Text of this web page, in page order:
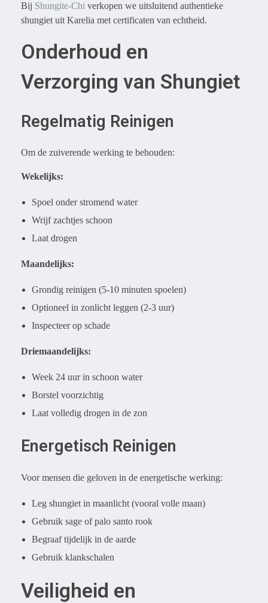
Bij Shungite-Chi verkopen we uitsluitend authentieke
shungiet uit Karelia met certificaten van echtheid.
Onderhoud en
Verzorging van Shungiet
Regelmatig Reinigen
Om de zuiverende werking te behouden:
Wekelijks:
Spoel onder stromend water
Wrijf zachtjes schoon
Laat drogen
Maandelijks:
Grondig reinigen (5-10 minuten spoelen)
Optioneel in zonlicht leggen (2-3 uur)
Inspecteer op schade
Driemaandelijks:
Week 24 uur in schoon water
Borstel voorzichtig
Laat volledig drogen in de zon
Energetisch Reinigen
Voor mensen die geloven in de energetische werking:
Leg shungiet in maanlicht (vooral volle maan)
Gebruik sage of palo santo rook
Begraaf tijdelijk in de aarde
Gebruik klankschalen
Veiligheid en